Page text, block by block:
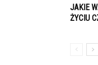
JAKIE
ŻYCIU